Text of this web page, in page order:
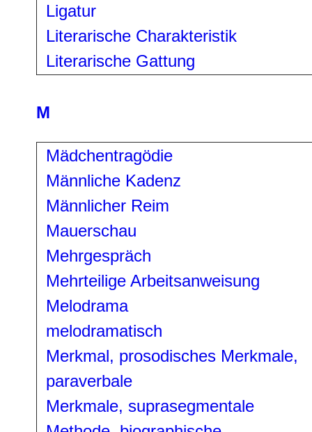
Ligatur
Literarische Charakteristik
Literarische Gattung
M
Mädchentragödie
Männliche Kadenz
Männlicher Reim
Mauerschau
Mehrgespräch
Mehrteilige Arbeitsanweisung
Melodrama
melodramatisch
Merkmal, prosodisches Merkmale,
paraverbale
Merkmale, suprasegmentale